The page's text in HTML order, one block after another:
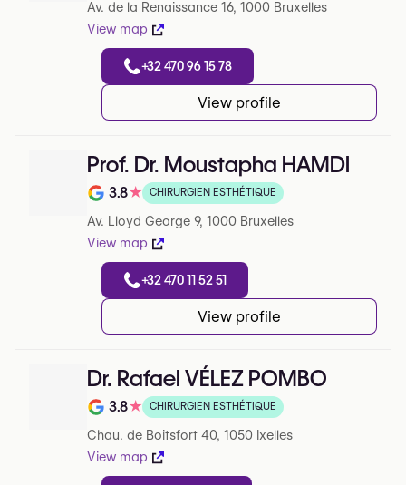
Av. de la Renaissance 16, 1000 Bruxelles
View map
+32 470 96 15 78
View profile
Prof. Dr. Moustapha HAMDI
Note de 3.8 sur 5 sur Google
3.8★ CHIRURGIEN ESTHÉTIQUE
Av. Lloyd George 9, 1000 Bruxelles
View map
+32 470 11 52 51
View profile
Dr. Rafael VÉLEZ POMBO
Note de 3.8 sur 5 sur Google
3.8★ CHIRURGIEN ESTHÉTIQUE
Chau. de Boitsfort 40, 1050 Ixelles
View map